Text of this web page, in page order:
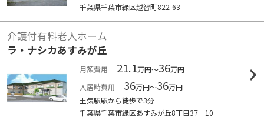
千葉県千葉市緑区越智町822-63
介護付有料老人ホーム
ラ・ナシカあすみが丘
月額費用 21.1万円～36万円
入居時費用
36万円～36万円
土気駅駅から徒歩で3分
千葉県千葉市緑区あすみが丘8丁目37‐10